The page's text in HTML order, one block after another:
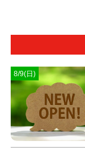
8/9(日)